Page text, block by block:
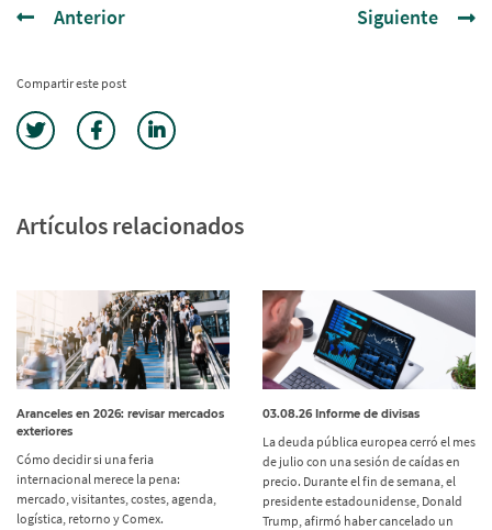
Anterior Siguiente
Compartir este post
Artículos relacionados
Aranceles en 2026: revisar mercados
exteriores
Cómo decidir si una feria
internacional merece la pena:
mercado, visitantes, costes, agenda,
logística, retorno y Comex.
03.08.26 Informe de divisas
La deuda pública europea cerró el mes
de julio con una sesión de caídas en
precio. Durante el fin de semana, el
presidente estadounidense, Donald
Trump, afirmó haber cancelado un